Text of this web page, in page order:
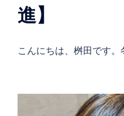
進】
こんにちは、桝田です